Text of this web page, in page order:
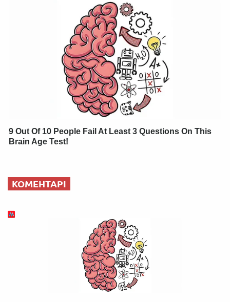
9 Out Of 10 People Fail At Least 3 Questions On This
Brain Age Test!
КОМЕНТАРІ